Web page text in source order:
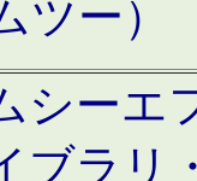
ツー）
シーエ
ブラリ